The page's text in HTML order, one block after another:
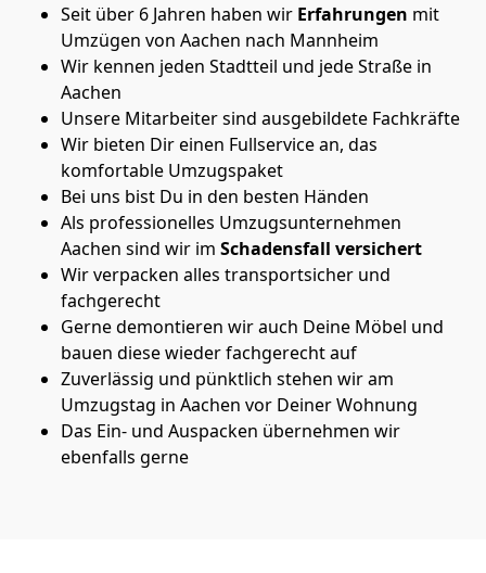
Seit über 6 Jahren haben wir Erfahrungen mit
Umzügen von Aachen nach Mannheim
Wir kennen jeden Stadtteil und jede Straße in
Aachen
Unsere Mitarbeiter sind ausgebildete Fachkräfte
Wir bieten Dir einen Fullservice an, das
komfortable Umzugspaket
Bei uns bist Du in den besten Händen
Als professionelles Umzugsunternehmen
Aachen sind wir im Schadensfall versichert
Wir verpacken alles transportsicher und
fachgerecht
Gerne demontieren wir auch Deine Möbel und
bauen diese wieder fachgerecht auf
Zuverlässig und pünktlich stehen wir am
Umzugstag in Aachen vor Deiner Wohnung
Das Ein- und Auspacken übernehmen wir
ebenfalls gerne